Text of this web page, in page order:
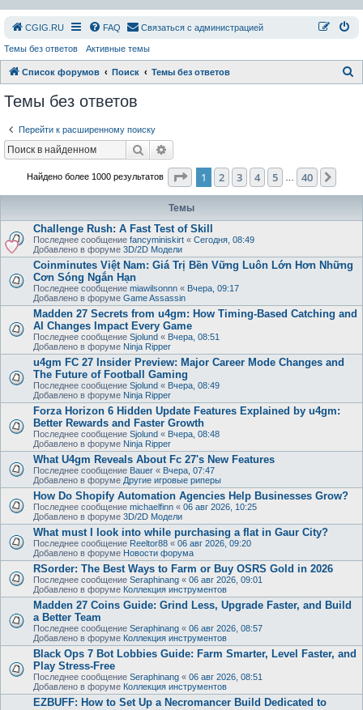
СGIG.RU FAQ Связаться с администрацией
Темы без ответов Активные темы
Список форумов Поиск Темы без ответов
Темы без ответов
Перейти к расширенному поиску
Поиск
Найдено более 1000 результатов Страница из 40
1 2 3 4 5 40
Темы
Challenge Rush: A Fast Test of Skill
Последнее сообщение fancyminiskirt « Сегодня, 08:49
Добавлено в форуме 3D/2D Модели
Coinminutes Việt Nam: Giá Trị Bền Vững Luôn Lớn Hơn Những
Cơn Sóng Ngắn Hạn
Последнее сообщение miawilsonnn « Вчера, 09:17
Добавлено в форуме Game Assassin
Madden 27 Secrets from u4gm: How Timing-Based Catching and
AI Changes Impact Every Game
Последнее сообщение Sjolund « Вчера, 08:51
Добавлено в форуме Ninja Ripper
u4gm FC 27 Insider Preview: Major Career Mode Changes and
The Future of Football Gaming
Последнее сообщение Sjolund « Вчера, 08:49
Добавлено в форуме Ninja Ripper
Forza Horizon 6 Hidden Update Features Explained by u4gm:
Better Rewards and Faster Growth
Последнее сообщение Sjolund « Вчера, 08:48
Добавлено в форуме Ninja Ripper
What U4gm Reveals About Fc 27's New Features
Последнее сообщение Bauer « Вчера, 07:47
Добавлено в форуме Другие игровые риперы
How Do Shopify Automation Agencies Help Businesses Grow?
Последнее сообщение michaelfinn « 06 авг 2026, 10:25
Добавлено в форуме 3D/2D Модели
What must I look into while purchasing a flat in Gaur City?
Последнее сообщение Reeltor88 « 06 авг 2026, 09:20
Добавлено в форуме Новости форума
RSorder: The Best Ways to Farm or Buy OSRS Gold in 2026
Последнее сообщение Seraphinang « 06 авг 2026, 09:01
Добавлено в форуме Коллекция инструментов
Madden 27 Coins Guide: Grind Less, Upgrade Faster, and Build
a Better Team
Последнее сообщение Seraphinang « 06 авг 2026, 08:57
Добавлено в форуме Коллекция инструментов
Black Ops 7 Bot Lobbies Guide: Farm Smarter, Level Faster, and
Play Stress-Free
Последнее сообщение Seraphinang « 06 авг 2026, 08:51
Добавлено в форуме Коллекция инструментов
EZBUFF: How to Set Up a Necromancer Build Dedicated to